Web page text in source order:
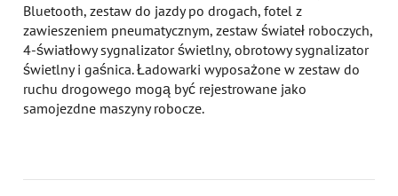
Bluetooth, zestaw do jazdy po drogach, fotel z
zawieszeniem pneumatycznym, zestaw świateł roboczych,
4-światłowy sygnalizator świetlny, obrotowy sygnalizator
świetlny i gaśnica. Ładowarki wyposażone w zestaw do
ruchu drogowego mogą być rejestrowane jako
samojezdne maszyny robocze.